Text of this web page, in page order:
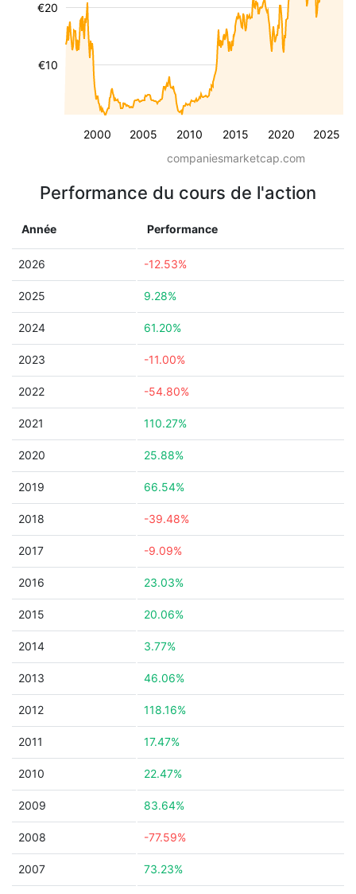
2000 2005 2010 2015 2020 2025
€10
€20
companiesmarketcap.com
Performance du cours de l'action
Année Performance
2026 -12.53%
2025 9.28%
2024 61.20%
2023 -11.00%
2022 -54.80%
2021 110.27%
2020 25.88%
2019 66.54%
2018 -39.48%
2017 -9.09%
2016 23.03%
2015 20.06%
2014 3.77%
2013 46.06%
2012 118.16%
2011 17.47%
2010 22.47%
2009 83.64%
2008 -77.59%
2007 73.23%